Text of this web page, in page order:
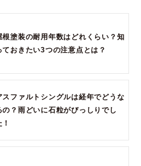
根塗装の耐用年数はどれくらい？知
ておきたい3つの注意点とは？
スファルトシングルは経年でどうな
の？雨どいに石粒がびっしりでし